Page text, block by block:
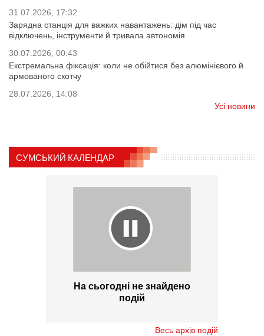
31.07.2026, 17:32
Зарядна станція для важких навантажень: дім під час
відключень, інструменти й тривала автономія
30.07.2026, 00:43
Екстремальна фіксація: коли не обійтися без алюмінієвого й
армованого скотчу
28.07.2026, 14:08
Усі новини
СУМСЬКИЙ КАЛЕНДАР
На сьогодні не знайдено
подій
Весь архів подій